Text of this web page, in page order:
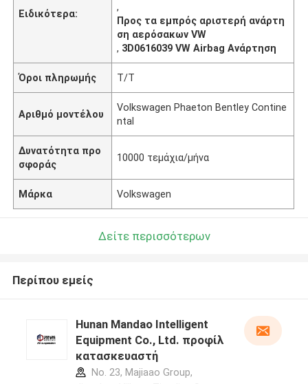
Ειδικότερα:
,
Προς τα εμπρός αριστερή ανάρτη
ση αερόσακων VW
, 3D0616039 VW Airbag Ανάρτηση
Όροι πληρωμής Τ/Τ
Αριθμό μοντέλου
Volkswagen Phaeton Bentley Contine
ntal
Δυνατότητα προ
σφοράς
10000 τεμάχια/μήνα
Μάρκα Volkswagen
Δείτε περισσότερων
Περίπου εμείς
Hunan Mandao Intelligent
Equipment Co., Ltd. προφίλ
κατασκευαστή
No. 23, Majiaao Group,